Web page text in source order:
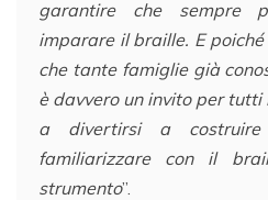
garantire che sempre
imparare il braille. E
che tante famiglie già
è davvero un invito per
a divertirsi a
familiarizzare con il
strumento”.